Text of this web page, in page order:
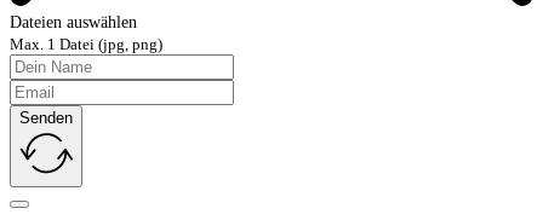
Dateien auswählen
Max. 1 Datei (jpg, png)
Senden